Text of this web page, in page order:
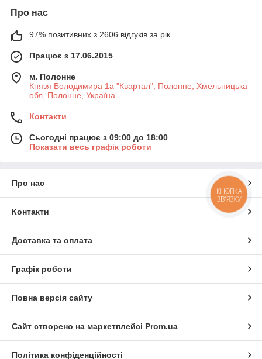
Про нас
97% позитивних з 2606 відгуків за рік
Працює з 17.06.2015
м. Полонне
Князя Володимира 1а "Квартал", Полонне, Хмельницька
обл, Полонне, Україна
Контакти
Сьогодні працює з 09:00 до 18:00
Показати весь графік роботи
Про нас
Контакти
Доставка та оплата
Графік роботи
Повна версія сайту
Сайт створено на маркетплейсі Prom.ua
Політика конфіденційності
КНОПКА
ЗВ'ЯЗКУ